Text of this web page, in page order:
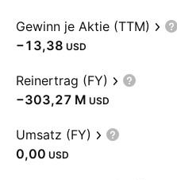
Gewinn je Aktie (TTM)
−13,38 USD
Reinertrag (FY)
‪−303,27 M‬ USD
Umsatz (FY)
0,00 USD